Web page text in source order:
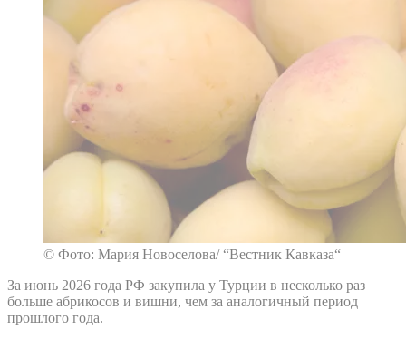
© Фото: Мария Новоселова/ “Вестник Кавказа“
За июнь 2026 года РФ закупила у Турции в несколько раз
больше абрикосов и вишни, чем за аналогичный период
прошлого года.